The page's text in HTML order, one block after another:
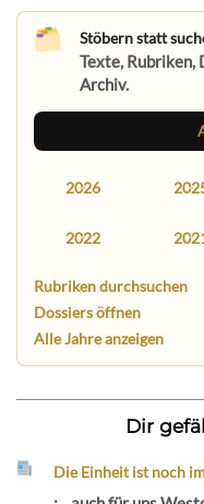
Stöbern statt
Texte, Rubriken,
Archiv.
2026
2022
Rubriken durchsuchen
Dossiers öffnen
Alle Jahre anzeigen
Dir
Die Einheit ist noch